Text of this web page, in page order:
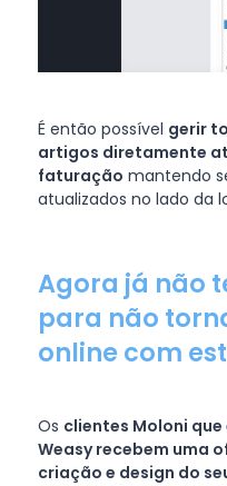
É então possível gerir
artigos diretamente
faturação mantendo
atualizados no lado da
Agora já não
para não
online com
Os clientes Moloni
Weasy recebem uma
criação e design do